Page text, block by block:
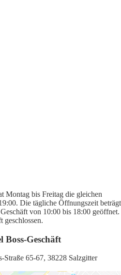
Montag bis Freitag die gleichen
Die tägliche Öffnungszeit beträgt
von 10:00 bis 18:00 geöffnet.
geschlossen.
Boss-Geschäft
Straße 65-67, 38228 Salzgitter